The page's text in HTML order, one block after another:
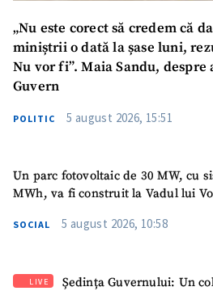
„Nu este corect să credem că
miniștrii o dată la șase luni,
Nu vor fi”. Maia Sandu,
Guvern
POLITIC 5 august 2026, 15:51
Un parc fotovoltaic de 30 MW, cu
MWh, va fi construit la Vadul lui
SOCIAL 5 august 2026, 10:58
LIVE
Ședința Guvernului: Un